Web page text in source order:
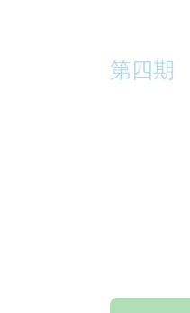
第四期